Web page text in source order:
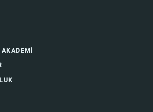
AKADEMİ